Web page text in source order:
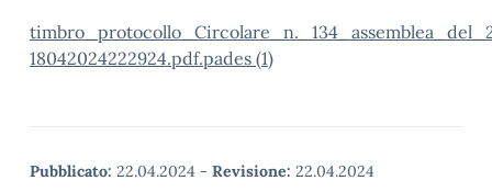
18042024222924.pdf.pades (1)
Pubblicato: 22.04.2024 - Revisione: 22.04.2024